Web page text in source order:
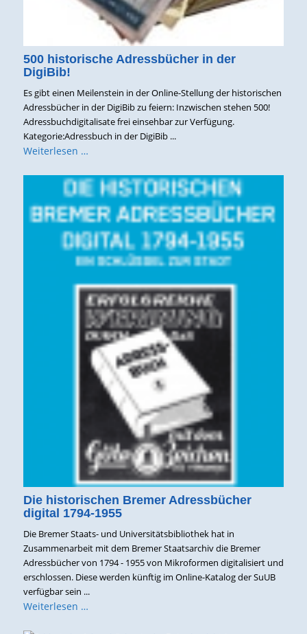
500 historische Adressbücher in der
DigiBib!
Es gibt einen Meilenstein in der Online-Stellung der historischen
Adressbücher in der DigiBib zu feiern: Inzwischen stehen 500!
Adressbuchdigitalisate frei einsehbar zur Verfügung.
Kategorie:Adressbuch in der DigiBib ...
Weiterlesen …
Die historischen Bremer Adressbücher
digital 1794-1955
Die Bremer Staats- und Universitätsbibliothek hat in
Zusammenarbeit mit dem Bremer Staatsarchiv die Bremer
Adressbücher von 1794 - 1955 von Mikroformen digitalisiert und
erschlossen. Diese werden künftig im Online-Katalog der SuUB
verfügbar sein ...
Weiterlesen …